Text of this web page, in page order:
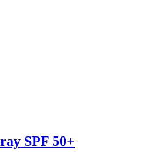
SPF 50+